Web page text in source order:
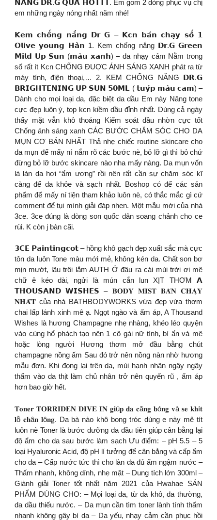
𝗡𝗔̆́𝗡𝗚 𝗗𝗥.𝗚 𝗤𝗨𝗔́ 𝗛𝗢𝗧𝗧𝗧. Em gom 2 dòng phục vụ chị
em những ngày nóng nhất năm nhé!
𝗞𝗲𝗺 𝗰𝗵𝗼̂́𝗻𝗴 𝗻𝗮̆́𝗻𝗴 𝗗𝗿 𝗚 – 𝗞𝗰𝗻 𝗯𝗮́𝗻 𝗰𝗵𝗮̣𝘆 𝘀𝗼̂́ 𝟭
𝗢𝗹𝗶𝘃𝗲 𝘆𝗼𝘂𝗻𝗴 𝗛𝗮̀𝗻 1. Kem chống nắng 𝗗𝗿.𝗚 𝗚𝗿𝗲𝗲𝗻
𝗠𝗶𝗹𝗱 𝗨𝗽 𝗦𝘂𝗻 (𝗺𝗮̀𝘂 𝘅𝗮𝗻𝗵) – da nhạy cảm Nằm trong
số rất ít Kcn CHỐNG ĐUỢC ÁNH SÁNG XANH phát ra từ
máy tính, điện thoại,… 2. KEM CHỐNG NẮNG 𝗗𝗥.𝗚
𝗕𝗥𝗜𝗚𝗛𝗧𝗘𝗡𝗜𝗡𝗚 𝗨𝗣 𝗦𝗨𝗡 𝟱𝟬𝗠𝗟 ( 𝘁𝘂𝘆́𝗽 𝗺𝗮̀𝘂 𝗰𝗮𝗺) –
Dành cho mọi loại da, đặc biệt da dầu Em này Nâng tone
cực đẹp luôn ý, top kcn kiềm dầu đỉnh nhất. Dùng cả ngày
thấy mặt vẫn khô thoáng Kiểm soát dầu nhờn cực tốt
Chống ánh sáng xanh CÁC BƯỚC CHĂM SÓC CHO DA
MỤN CƠ BẢN NHẤT Thả nhẹ chiếc routine skincare cho
da mụn để mấy ní nắm rõ các bước nè, bỏ lỡ gì thì bỏ chứ
đừng bỏ lỡ bước skincare nào nha mấy nàng. Da mụn vốn
là làn da hơi “ẩm ương” rồi nên rất cần sự chăm sóc kĩ
càng để da khỏe và sạch nhất. Boshop có để các sản
phẩm để mấy ní tiện tham khảo luôn nè, có thắc mắc gì cứ
comment để tụi mình giải đáp nhen. Một mẫu mới của nhà
3ce. 3ce đúng là dòng son quốc dân soang chảnh cho ce
rùi. K còn j bàn cãi.
𝟯𝗖𝗘 𝗣𝗮𝗶𝗻𝘁𝗶𝗻𝗴𝗰𝗼𝘁 – hồng khô gạch đẹp xuất sắc mà cực
tôn da luôn Tone màu mới mẻ, không kén da. Chất son bơ
mịn mướt, lâu trôi lắm AUTH Ở đâu ra cái mùi trời ơi mê
chữ ê kéo dài, ngửi là mún cắn lun XỊT THƠM 𝗔
𝗧𝗛𝗢𝗨𝗦𝗔𝗡𝗗 𝗪𝗜𝗦𝗛𝗘𝗦 – 𝐁𝐎𝐃𝐘 𝐌𝐈𝐒𝐓 𝐁𝐀́𝐍 𝐂𝐇𝐀̣𝐘
𝐍𝐇𝐀̂́𝐓 của nhà BATHBODYWORKS vừa đẹp vừa thơm
chai lấp lánh xinh mê ạ. Ngọt ngào và ấm áp, A Thousand
Wishes là hương Champagne nhẹ nhàng, khéo léo quyện
vào cùng hổ phách tạo nên 1 cô gái nữ tính, bí ẩn và mê
hoặc lòng người Hương thơm mở đầu bằng chút
champagne nồng ấm Sau đó trở nên nồng nàn nhờ hương
mẫu đơn. Khi đọng lại trên da, mùi hạnh nhân ngậy ngậy
thấm vào da thịt làm chủ nhân trở nên quyến rũ , ấm áp
hơn bao giờ hết.
𝐓𝐨𝐧𝐞𝐫 𝐓𝐎𝐑𝐑𝐈𝐃𝐄𝐍 𝐃𝐈𝐕𝐄 𝐈𝐍 𝐠𝐢ú𝐩 𝐝𝐚 𝐜ă𝐧𝐠 𝐛ó𝐧𝐠 𝐯à 𝐬𝐞 𝐤𝐡í𝐭
𝐥ỗ 𝐜𝐡â𝐧 𝐥ô𝐧𝐠. Da bà nào khô bong tróc dùng e này mê tít
luôn nè Toner là bước dưỡng da đầu tiên giúp cân bằng lại
độ ẩm cho da sau bước làm sạch Ưu điểm: – pH 5.5 – 5
loại Hyaluronic Acid, độ pH lí tưởng để cân bằng và cấp ẩm
cho da – Cấp nước tức thì cho làn da đủ ẩm ngậm nước –
Thấm nhanh, không dính, nhẹ mặt – Dung tích lớn 300ml –
Giành giải Toner tốt nhất năm 2021 của Hwahae SẢN
PHẨM DÙNG CHO: – Mọi loại da, từ da khô, da thường,
da dầu thiếu nước. – Da mụn cần tìm toner lành tính thấm
nhanh không gây bí da – Da yếu, nhạy cảm cần phục hồi